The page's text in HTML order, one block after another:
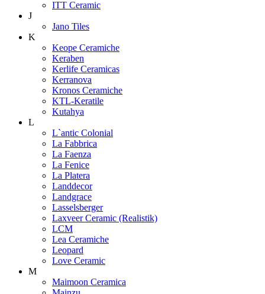
ITT Ceramic
J
Jano Tiles
K
Keope Ceramiche
Keraben
Kerlife Ceramicas
Kerranova
Kronos Ceramiche
KTL-Keratile
Kutahya
L
L`antic Colonial
La Fabbrica
La Faenza
La Fenice
La Platera
Landdecor
Landgrace
Lasselsberger
Laxveer Ceramic (Realistik)
LCM
Lea Ceramiche
Leopard
Love Ceramic
M
Maimoon Ceramica